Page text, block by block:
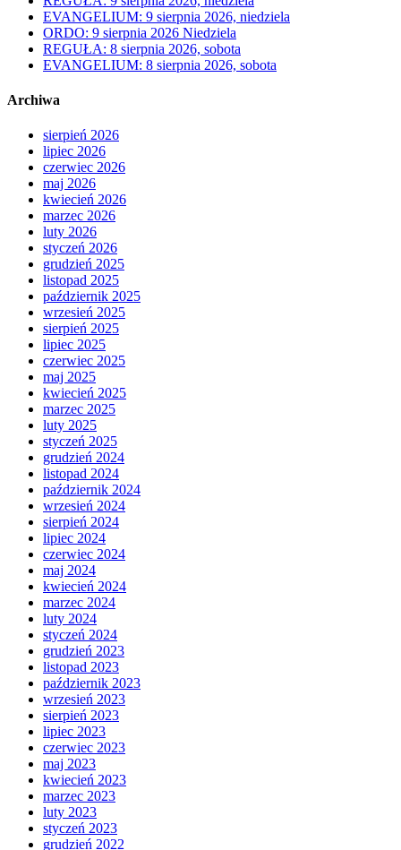
EVANGELIUM: 9 sierpnia 2026, niedziela
ORDO: 9 sierpnia 2026 Niedziela
REGUŁA: 8 sierpnia 2026, sobota
EVANGELIUM: 8 sierpnia 2026, sobota
Archiwa
sierpień 2026
lipiec 2026
czerwiec 2026
maj 2026
kwiecień 2026
marzec 2026
luty 2026
styczeń 2026
grudzień 2025
listopad 2025
październik 2025
wrzesień 2025
sierpień 2025
lipiec 2025
czerwiec 2025
maj 2025
kwiecień 2025
marzec 2025
luty 2025
styczeń 2025
grudzień 2024
listopad 2024
październik 2024
wrzesień 2024
sierpień 2024
lipiec 2024
czerwiec 2024
maj 2024
kwiecień 2024
marzec 2024
luty 2024
styczeń 2024
grudzień 2023
listopad 2023
październik 2023
wrzesień 2023
sierpień 2023
lipiec 2023
czerwiec 2023
maj 2023
kwiecień 2023
marzec 2023
luty 2023
styczeń 2023
grudzień 2022